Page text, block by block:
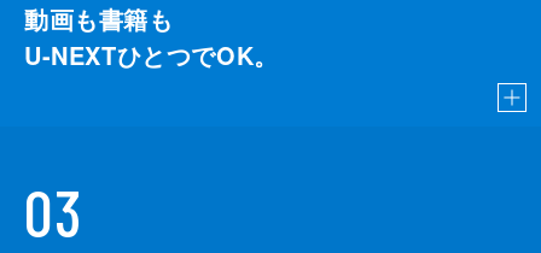
動画も書籍も
U-NEXTひとつでOK。
03